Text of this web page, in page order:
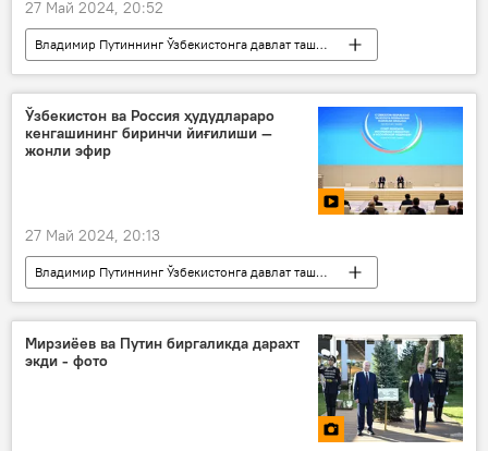
27 Май 2024, 20:52
Владимир Путиннинг Ўзбекистонга давлат ташрифи - 2024 йил
Россия
Ўзбекистон - Россия
Ўзбекистон
Ўзбекистон ва Россия ҳудудлараро
кенгашининг биринчи йиғилиши —
жонли эфир
27 Май 2024, 20:13
Владимир Путиннинг Ўзбекистонга давлат ташрифи - 2024 йил
Россия
Ўзбекистон
Мирзиёев ва Путин биргаликда дарахт
экди - фото